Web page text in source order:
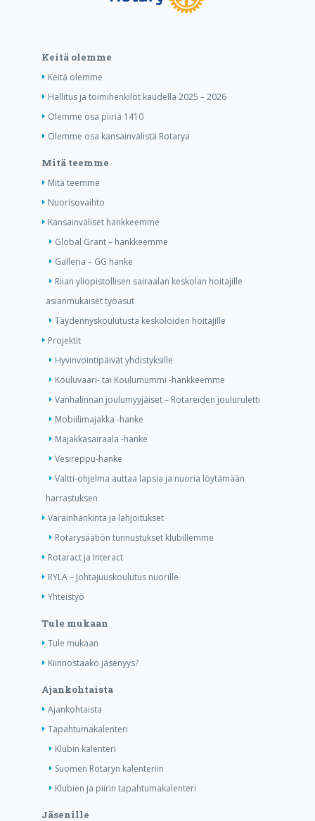
Keitä olemme
Keitä olemme
Hallitus ja toimihenkilöt kaudella 2025 – 2026
Olemme osa piiriä 1410
Olemme osa kansainvälistä Rotarya
Mitä teemme
Mitä teemme
Nuorisovaihto
Kansainväliset hankkeemme
Global Grant – hankkeemme
Galleria – GG hanke
Riian yliopistollisen sairaalan keskolan hoitajille
asianmukaiset työasut
Täydennyskoulutusta keskoloiden hoitajille
Projektit
Hyvinvointipäivät yhdistyksille
Kouluvaari- tai Koulumummi -hankkeemme
Vanhalinnan joulumyyjäiset – Rotareiden jouluruletti
Mobiilimajakka -hanke
Majakkasairaala -hanke
Vesireppu-hanke
Valtti-ohjelma auttaa lapsia ja nuoria löytämään
harrastuksen
Varainhankinta ja lahjoitukset
Rotarysäätiön tunnustukset klubillemme
Rotaract ja Interact
RYLA – Johtajuuskoulutus nuorille
Yhteistyö
Tule mukaan
Tule mukaan
Kiinnostaako jäsenyys?
Ajankohtaista
Ajankohtaista
Tapahtumakalenteri
Klubin kalenteri
Suomen Rotaryn kalenteriin
Klubien ja piirin tapahtumakalenteri
Jäsenille